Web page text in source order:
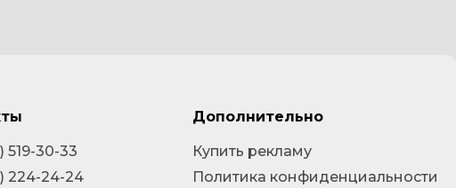
519-30-33
224-24-24
Дополнительно
Купить рекламу
Политика конфиденциальности